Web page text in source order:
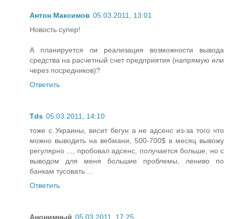
Антон Максимов 05.03.2011, 13:01
Новость супер!
А планируется ли реализация возможности вывода
средства на расчетный счет предприятия (напрямую или
через посредников)?
Ответить
Tds 05.03.2011, 14:10
тоже с Украины, висит бегун а не адсенс из-за того что
можно выводить на вебмани, 500-700$ в месяц вывожу
регулярно ..., пробовал адсенс, получается больше, но с
выводом для меня большие проблемы, лениво по
банкам тусовать ...
Ответить
Анонимный 05.03.2011, 17:25